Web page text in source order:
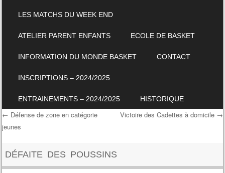
LES MATCHS DU WEEK END
ATELIER PARENT ENFANTS ECOLE DE BASKET
INFORMATION DU MONDE BASKET CONTACT
INSCRIPTIONS – 2024/2025
ENTRAINEMENTS – 2024/2025 HISTORIQUE
Post navigation
← Défense de zone en catégorie
jeunes
Victoire des Cadettes à domicile →
DÉFAITE DES POUSSINS